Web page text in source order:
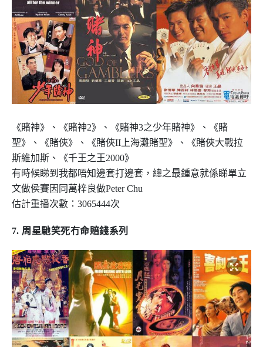
《賭神》、《賭神2》、《賭神3之少年賭神》、《賭
聖》、《賭俠》、《賭俠II上海灘賭聖》、《賭俠大戰拉
斯維加斯、《千王之王2000》
有時候睇到我都唔知邊套打邊套，總之最鍾意就係睇單立
文做侯賽因同萬梓良做Peter Chu
估計重播次數： 3065444次
7. 周星馳笑死冇命賠錢系列